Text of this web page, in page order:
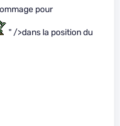
pour
" />dans la position du